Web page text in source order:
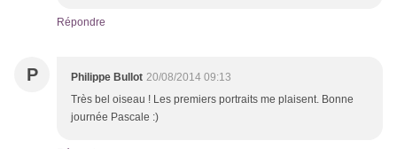
Répondre
P Philippe Bullot 20/08/2014 09:13
Très bel oiseau ! Les premiers portraits me plaisent. Bonne
journée Pascale :)